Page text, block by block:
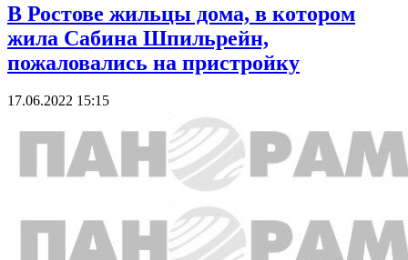
В Ростове жильцы дома, в котором
жила Сабина Шпильрейн,
пожаловались на пристройку
17.06.2022 15:15